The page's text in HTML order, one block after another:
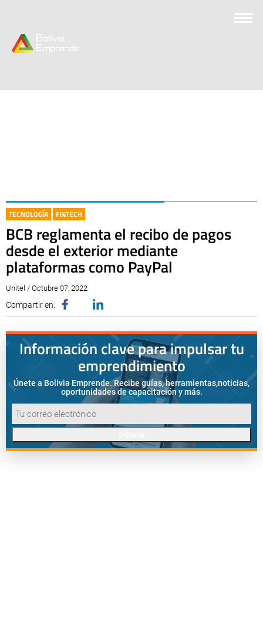
TECNOLOGÍA FINTECH
BCB reglamenta el recibo de pagos
desde el exterior mediante
plataformas como PayPal
Unitel / Octubre 07, 2022
Compartir en:
Información clave para impulsar tu
emprendimiento
Únete a Bolivia Emprende. Recibe guías, herramientas,noticias,
oportunidades de capacitación y más.